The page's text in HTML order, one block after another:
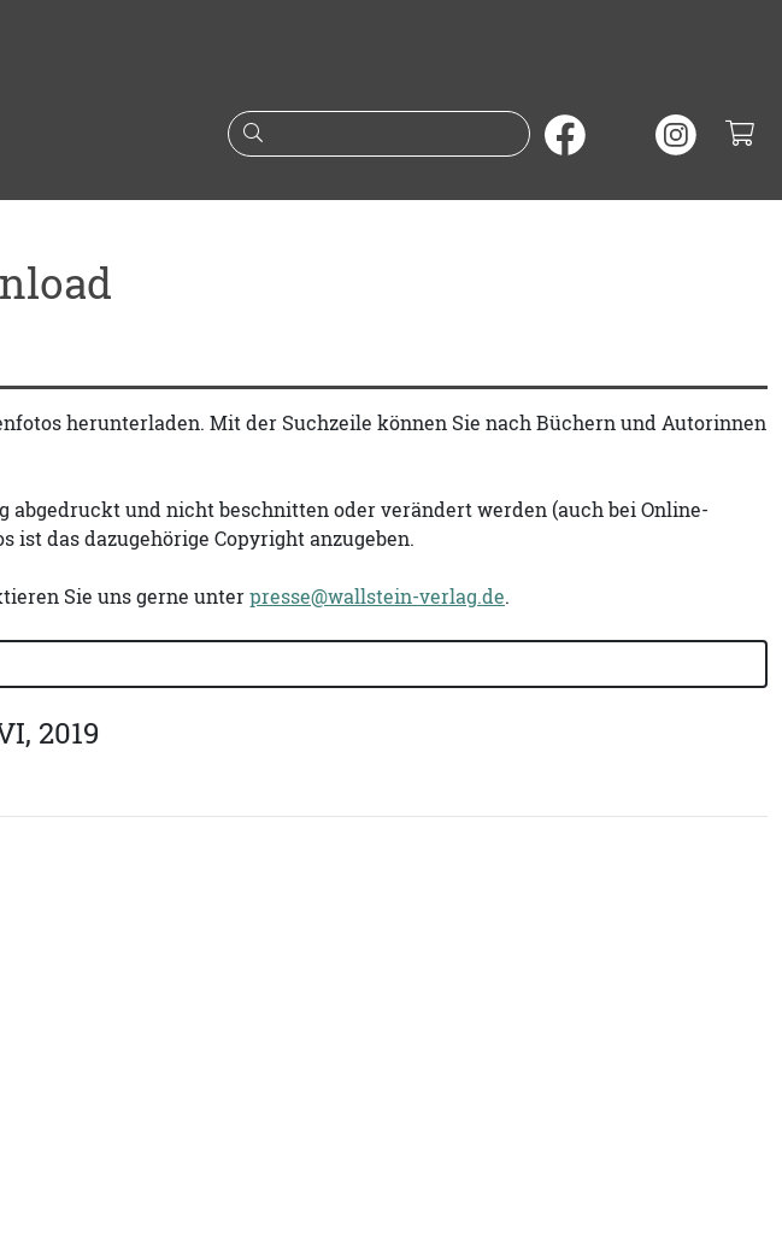
Suche nach Büchern oder
herunterladen. Mit der Suchzeile können Sie nach Büchern und Autorinnen
abgedruckt und nicht beschnitten oder verändert werden (auch bei Online-
ist das dazugehörige Copyright anzugeben.
Sie uns gerne unterpresse@wallstein-verlag.de.
suchen:
2019